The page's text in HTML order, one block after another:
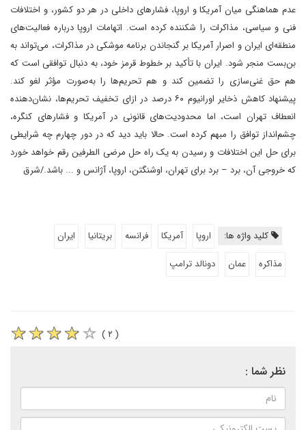
عدم هماهنگی میان آمریکا و اروپا، فشارهای داخلی در هر دو کشور، و اختلافات
فنی و سیاسی، مذاکرات را شکننده کرده است. اتهامات اروپا درباره فعالیت‌های
منطقه‌ای ایران و اصرار آمریکا بر گنجاندن برنامه موشکی در مذاکرات، می‌تواند به
بن‌بست منجر شود. ایران با تأکید بر خطوط قرمز خود، به دنبال توافقی است که
هم حق غنی‌سازی را تضمین کند و هم تحریم‌ها را به‌صورت مؤثر لغو کند.
پیشنهاد کاهش ذخایر اورانیوم ۶۰ درصد در ازای تخفیف تحریم‌ها، نشان‌دهنده
انعطاف تهران است، اما محدودیت‌های قانونی در آمریکا و فشارهای کنگره،
چشم‌انداز توافق را مبهم کرده است. حالا باید دید که در دور چهارم چه شرایطی
برای حل این اختلافات و رسیدن به یک راه حل مرضی الطرفین رقم خواهد خورد
که خروجی آن، برد – برد برای تهران، اوشنگتن، اروپا، آژانس و ... باشد./شرق
کلید واژه ها: اروپا آمریکا فرانسه بریتانیا
ایران
مذاکره
عمان دونالد ترامپ
( ۲ )
نظر شما :